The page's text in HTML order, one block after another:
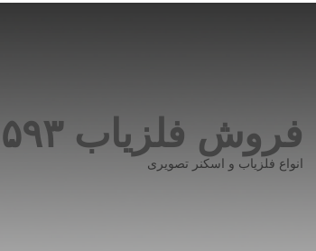
فروش فلزیاب ۰۹۱۹۸۱۶۶۵۹۳
انواع فلزیاب و اسکنر تصویری